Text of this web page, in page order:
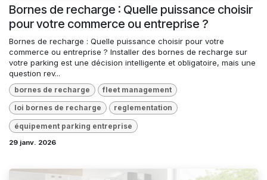
Bornes de recharge : Quelle puissance choisir
pour votre commerce ou entreprise ?
Bornes de recharge : Quelle puissance choisir pour votre
commerce ou entreprise ? Installer des bornes de recharge sur
votre parking est une décision intelligente et obligatoire, mais une
question rev...
bornes de recharge fleet management
loi bornes de recharge reglementation
équipement parking entreprise
29 janv. 2026